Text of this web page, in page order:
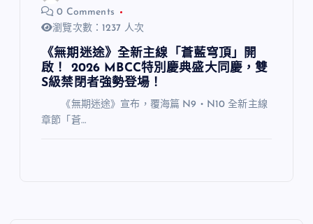
0 Comments
瀏覽次數：1237 人次
《無期迷途》全新主線「蒼藍穹頂」開
啟！ 2026 MBCC特別慶典盛大同慶，雙
S級禁閉者強勢登場！
《無期迷途》宣布，覆海篇 N9・N10 全新主線
章節「蒼…